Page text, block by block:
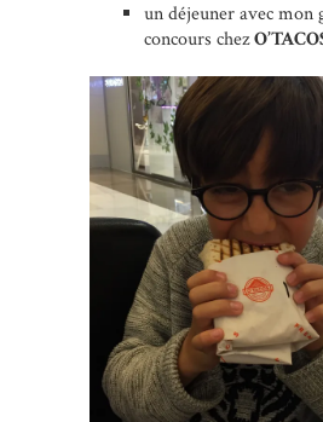
un déjeuner avec mon
concours chez